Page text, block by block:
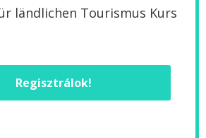
ländlichen Tourismus Kurs
Regisztrálok!